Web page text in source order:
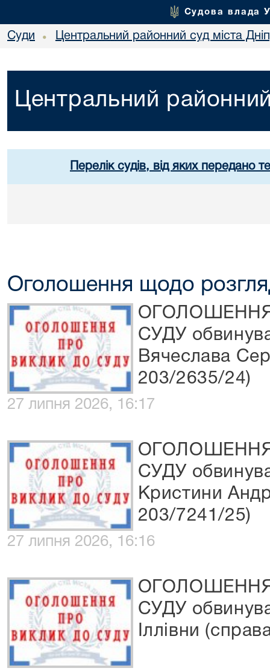
Судова влада
Суди • Центральний районний суд міста
Центральний
Перелік судів, від яких передано
Оголошення щодо
СУДУ
Вячеслава
203/2635/24)
27 липня 2026, 16:17
СУДУ
Кристини
203/7241/25)
27 липня 2026, 16:16
СУДУ
Іллівни